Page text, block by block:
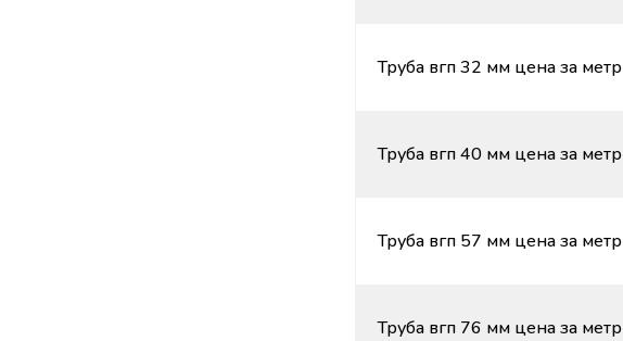
Труба вгп 32 мм цена за метр
Труба вгп 40 мм цена за метр
Труба вгп 57 мм цена за метр
Труба вгп 76 мм цена за метр